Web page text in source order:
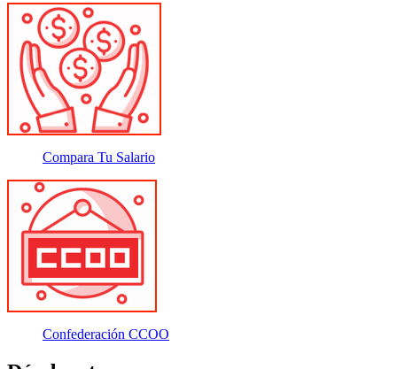
Compara Tu Salario
Confederación CCOO